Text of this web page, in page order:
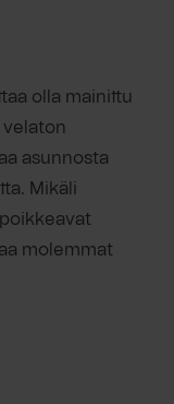
olla mainittu
velaton
asunnosta
Mikäli
molemmat